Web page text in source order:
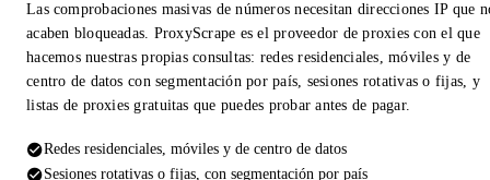
Las comprobaciones masivas de números necesitan direcciones IP que
acaben bloqueadas. ProxyScrape es el proveedor de proxies con el que
hacemos nuestras propias consultas: redes residenciales, móviles y de
centro de datos con segmentación por país, sesiones rotativas o fijas, y
listas de proxies gratuitas que puedes probar antes de pagar.
Redes residenciales, móviles y de centro de datos
Sesiones rotativas o fijas, con segmentación por país